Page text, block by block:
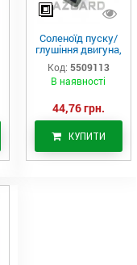
Соленоїд пуску/
глушіння двигуна,
актуатор (550-
9113)
Код: 5509113
В наявності
44,76 грн.
КУПИТИ